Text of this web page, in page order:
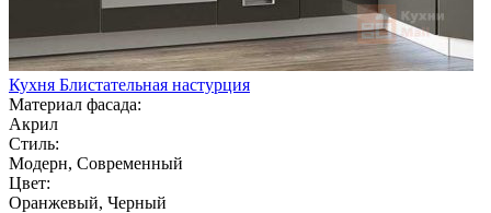
Кухня Блистательная настурция
Материал фасада:
Акрил
Стиль:
Модерн, Современный
Цвет:
Оранжевый, Черный